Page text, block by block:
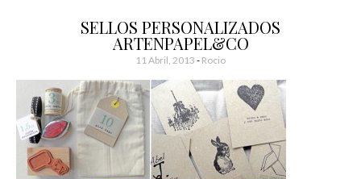
Bonitismos
SELLOS PERSONALIZADOS
ARTENPAPEL&CO
11 Abril, 2013 - Rocio